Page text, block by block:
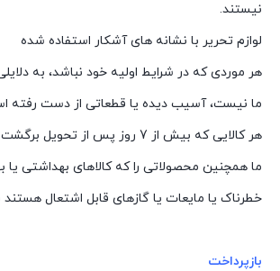
نیستند.
لوازم تحریر با نشانه های آشکار استفاده شده
هر موردی که در شرایط اولیه خود نباشد، به
ما نیست، آسیب دیده یا قطعاتی از دست رفته
هر کالایی که بیش از 7 روز پس از تحویل برگشت داده شود.
ما همچنین محصولاتی را که کالاهای بهداشتی یا
خطرناک یا مایعات یا گازهای قابل اشتعال
بازپرداخت